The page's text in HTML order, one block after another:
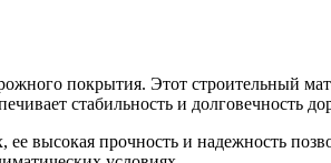
покрытия. Этот строительный
стабильность и долговечность
высокая прочность и надежность